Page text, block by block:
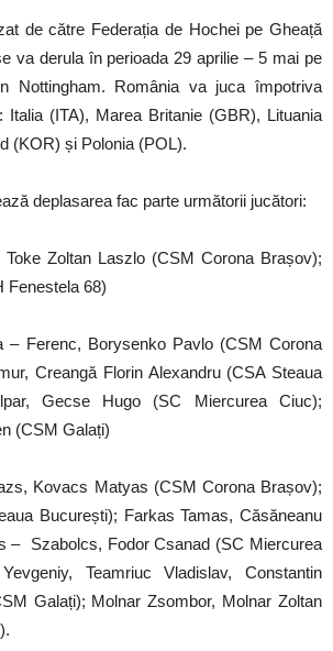
de către Federația de Hochei pe Gheață
va derula în perioada 29 aprilie – 5 mai pe
Nottingham. România va juca împotriva
Italia (ITA), Marea Britanie (GBR), Lituania
(KOR) și Polonia (POL).
deplasarea fac parte următorii jucători:
Zoltan Laszlo (CSM Corona Brașov);
Fenestela 68)
– Ferenc, Borysenko Pavlo (CSM Corona
Creangă Florin Alexandru (CSA Steaua
Gecse Hugo (SC Miercurea Ciuc);
(CSM Galați)
Kovacs Matyas (CSM Corona Brașov);
București); Farkas Tamas, Căsăneanu
– Szabolcs, Fodor Csanad (SC Miercurea
Teamriuc Vladislav, Constantin
Galați); Molnar Zsombor, Molnar Zoltan